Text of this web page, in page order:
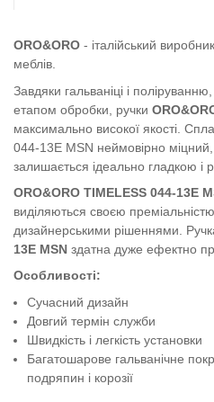
ORO&ORO - італійський
меблів.
Завдяки гальваніці і
етапом обробки, ручки
максимально високої якості.
044-13E MSN неймовірно
залишається ідеально гладкою і
ORO&ORO TIMELESS 044-13E
виділяються своєю
дизайнерськими рішеннями.
13E MSN здатна дуже ефектно
Особливості:
Сучасний дизайн
Довгий термін служби
Швидкість і легкість установки
Багатошарове гальванічне
подряпин і корозії